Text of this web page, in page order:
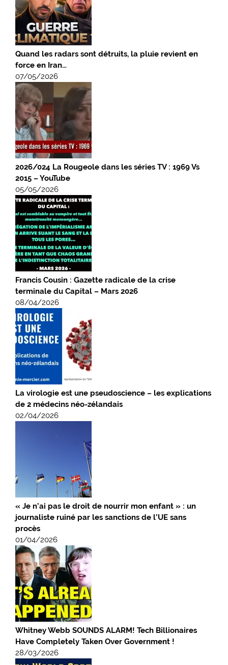
Quand les radars sont détruits, la pluie revient en
force en Iran…
07/05/2026
2026/024 La Rougeole dans les séries TV : 1969 Vs
2015 – YouTube
05/05/2026
Francis Cousin : Gazette radicale de la crise
terminale du Capital – Mars 2026
08/04/2026
La virologie est une pseudoscience – les explications
de 2 médecins néo-zélandais
02/04/2026
« Je n’ai pas le droit de nourrir mon enfant » : un
journaliste ruiné par les sanctions de l’UE sans
procès
01/04/2026
Whitney Webb SOUNDS ALARM! Tech Billionaires
Have Completely Taken Over Government !
28/03/2026